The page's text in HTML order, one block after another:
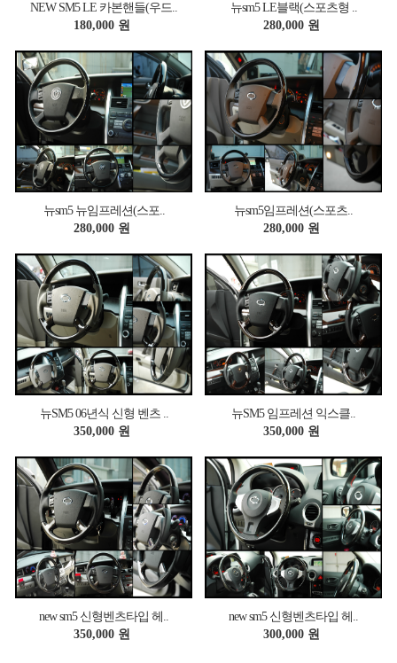
NEW SM5 LE 카본핸들(우드..
180,000 원
뉴sm5 LE블랙(스포츠형 ..
280,000 원
뉴sm5 뉴임프레션(스포..
280,000 원
뉴sm5임프레션(스포츠..
280,000 원
뉴SM5 06년식 신형 벤츠 ..
350,000 원
뉴SM5 임프레션 익스클..
350,000 원
new sm5 신형벤츠타입 헤..
350,000 원
new sm5 신형벤츠타입 헤..
300,000 원